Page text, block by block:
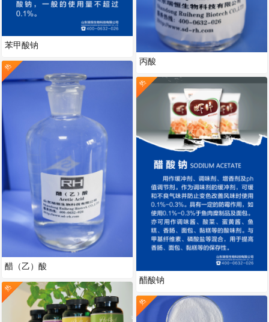
苯甲酸钠
热
醋（乙）酸
热
丙酸
热
醋酸钠
热